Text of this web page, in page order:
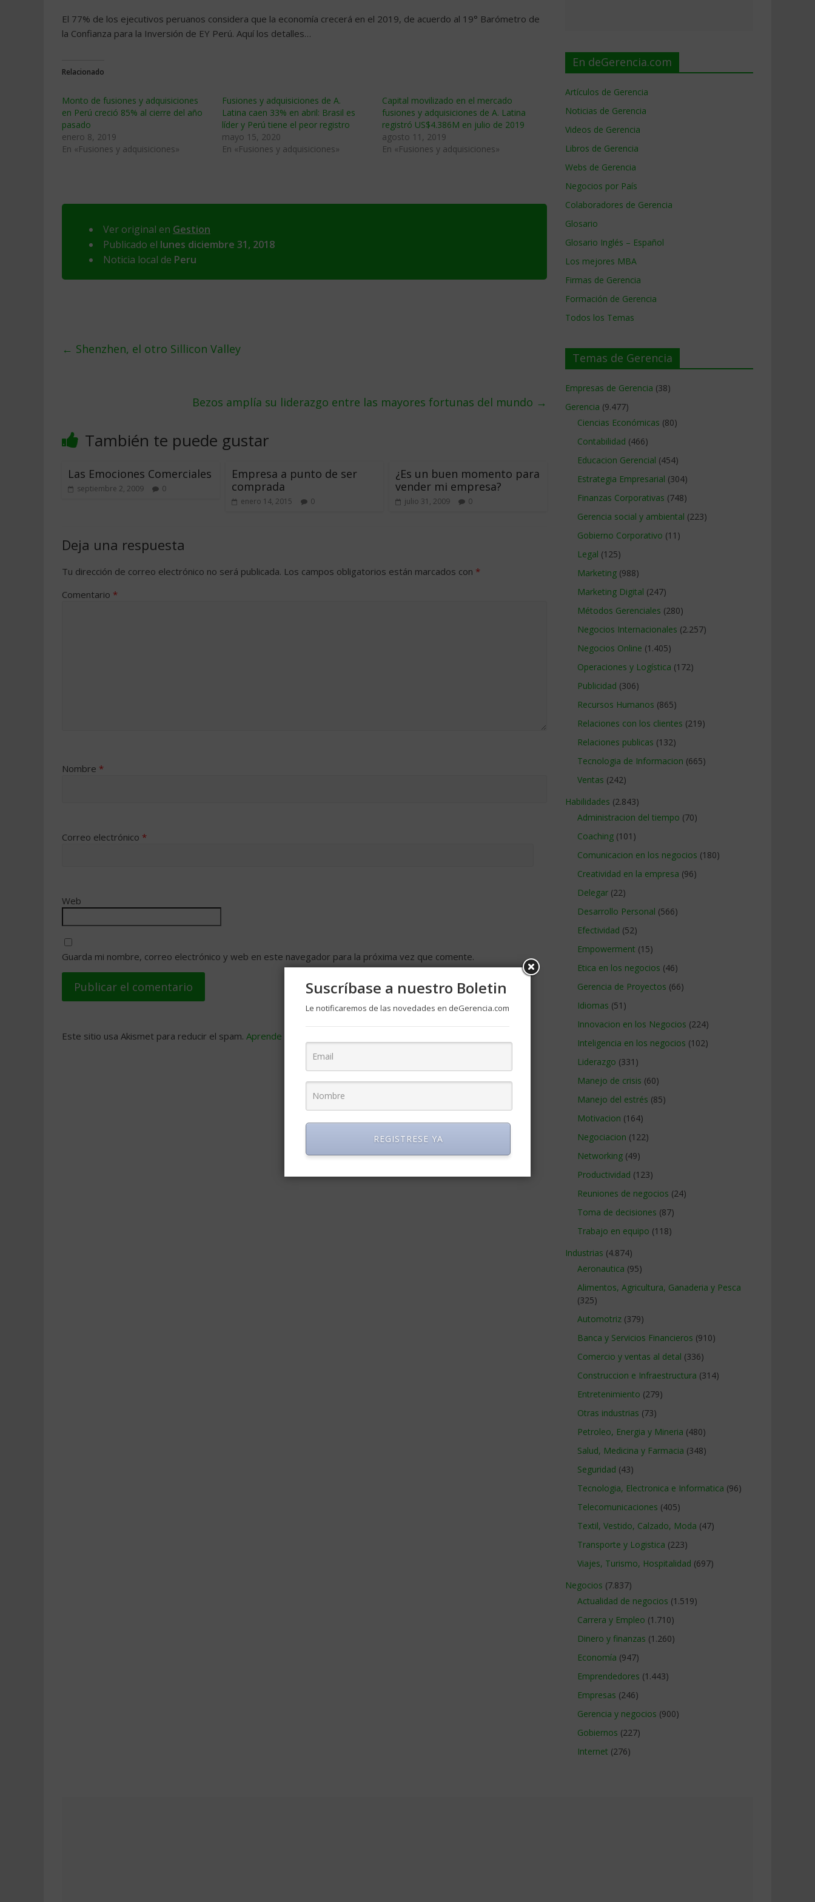
El 77% de los ejecutivos peruanos considera que la economía crecerá en el 2019, de acuerdo al 19° Barómetro de
la Confianza para la Inversión de EY Perú. Aquí los detalles…
Relacionado
Monto de fusiones y adquisiciones
en Perú creció 85% al cierre del año
pasado
enero 8, 2019
En «Fusiones y adquisiciones»
Fusiones y adquisiciones de A.
Latina caen 33% en abril: Brasil es
líder y Perú tiene el peor registro
mayo 15, 2020
En «Fusiones y adquisiciones»
Capital movilizado en el mercado
fusiones y adquisiciones de A. Latina
registró US$4.386M en julio de 2019
agosto 11, 2019
En «Fusiones y adquisiciones»
Ver original en Gestion
Publicado el lunes diciembre 31, 2018
Noticia local de Peru
← Shenzhen, el otro Sillicon Valley
Bezos amplía su liderazgo entre las mayores fortunas del mundo →
También te puede gustar
Las Emociones Comerciales
septiembre 2, 2009 0
Empresa a punto de ser
comprada
enero 14, 2015 0
¿Es un buen momento para
vender mi empresa?
julio 31, 2009 0
Deja una respuesta
Tu dirección de correo electrónico no será publicada. Los campos obligatorios están marcados con *
Comentario *
Nombre *
Correo electrónico *
Web
Guarda mi nombre, correo electrónico y web en este navegador para la próxima vez que comente.
Este sitio usa Akismet para reducir el spam. Aprende cómo se procesan los datos de tus comentarios
En deGerencia.com
Artículos de Gerencia
Noticias de Gerencia
Videos de Gerencia
Libros de Gerencia
Webs de Gerencia
Negocios por País
Colaboradores de Gerencia
Glosario
Glosario Inglés – Español
Los mejores MBA
Firmas de Gerencia
Formación de Gerencia
Todos los Temas
Temas de Gerencia
Empresas de Gerencia (38)
Gerencia (9.477)
Ciencias Económicas (80)
Contabilidad (466)
Educacion Gerencial (454)
Estrategia Empresarial (304)
Finanzas Corporativas (748)
Gerencia social y ambiental (223)
Gobierno Corporativo (11)
Legal (125)
Marketing (988)
Marketing Digital (247)
Métodos Gerenciales (280)
Negocios Internacionales (2.257)
Negocios Online (1.405)
Operaciones y Logística (172)
Publicidad (306)
Recursos Humanos (865)
Relaciones con los clientes (219)
Relaciones publicas (132)
Tecnologia de Informacion (665)
Ventas (242)
Habilidades (2.843)
Administracion del tiempo (70)
Coaching (101)
Comunicacion en los negocios (180)
Creatividad en la empresa (96)
Delegar (22)
Desarrollo Personal (566)
Efectividad (52)
Empowerment (15)
Etica en los negocios (46)
Gerencia de Proyectos (66)
Idiomas (51)
Innovacion en los Negocios (224)
Inteligencia en los negocios (102)
Liderazgo (331)
Manejo de crisis (60)
Manejo del estrés (85)
Motivacion (164)
Negociacion (122)
Networking (49)
Productividad (123)
Reuniones de negocios (24)
Toma de decisiones (87)
Trabajo en equipo (118)
Industrias (4.874)
Aeronautica (95)
Alimentos, Agricultura, Ganaderia y Pesca
(325)
Automotriz (379)
Banca y Servicios Financieros (910)
Comercio y ventas al detal (336)
Construccion e Infraestructura (314)
Entretenimiento (279)
Otras industrias (73)
Petroleo, Energia y Mineria (480)
Salud, Medicina y Farmacia (348)
Seguridad (43)
Tecnologia, Electronica e Informatica (96)
Telecomunicaciones (405)
Textil, Vestido, Calzado, Moda (47)
Transporte y Logistica (223)
Viajes, Turismo, Hospitalidad (697)
Negocios (7.837)
Actualidad de negocios (1.519)
Carrera y Empleo (1.710)
Dinero y finanzas (1.260)
Economía (947)
Emprendedores (1.443)
Empresas (246)
Gerencia y negocios (900)
Gobiernos (227)
Internet (276)
Suscríbase a nuestro Boletin
Le notificaremos de las novedades en deGerencia.com
REGISTRESE YA